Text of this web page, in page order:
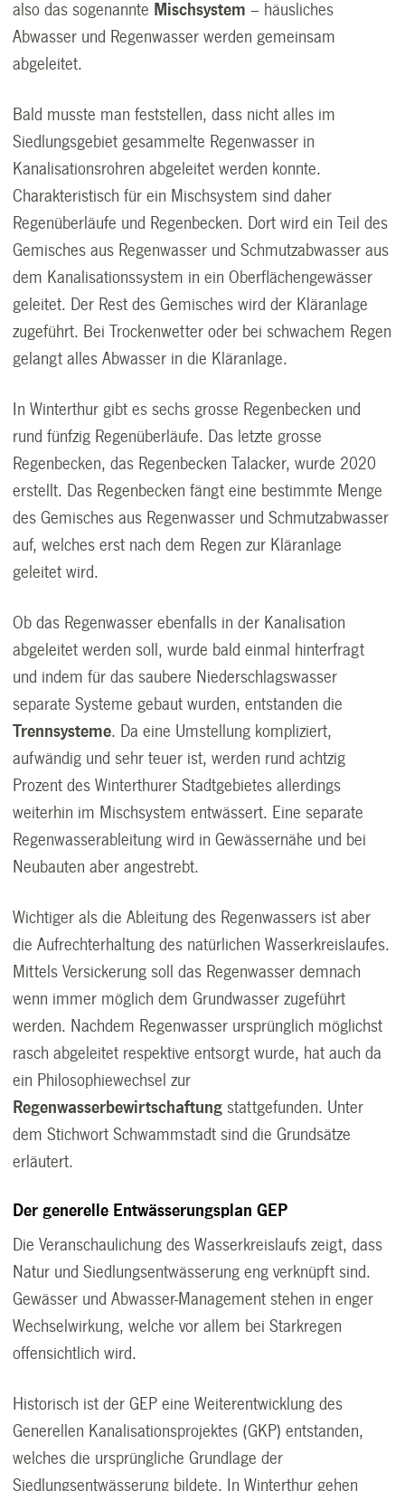
also das sogenannte Mischsystem – häusliches
Abwasser und Regenwasser werden gemeinsam
abgeleitet.
Bald musste man feststellen, dass nicht alles im
Siedlungsgebiet gesammelte Regenwasser in
Kanalisationsrohren abgeleitet werden konnte.
Charakteristisch für ein Mischsystem sind daher
Regenüberläufe und Regenbecken. Dort wird ein Teil des
Gemisches aus Regenwasser und Schmutzabwasser aus
dem Kanalisationssystem in ein Oberflächengewässer
geleitet. Der Rest des Gemisches wird der Kläranlage
zugeführt. Bei Trockenwetter oder bei schwachem Regen
gelangt alles Abwasser in die Kläranlage.
In Winterthur gibt es sechs grosse Regenbecken und
rund fünfzig Regenüberläufe. Das letzte grosse
Regenbecken, das Regenbecken Talacker, wurde 2020
erstellt. Das Regenbecken fängt eine bestimmte Menge
des Gemisches aus Regenwasser und Schmutzabwasser
auf, welches erst nach dem Regen zur Kläranlage
geleitet wird.
Ob das Regenwasser ebenfalls in der Kanalisation
abgeleitet werden soll, wurde bald einmal hinterfragt
und indem für das saubere Niederschlagswasser
separate Systeme gebaut wurden, entstanden die
Trennsysteme. Da eine Umstellung kompliziert,
aufwändig und sehr teuer ist, werden rund achtzig
Prozent des Winterthurer Stadtgebietes allerdings
weiterhin im Mischsystem entwässert. Eine separate
Regenwasserableitung wird in Gewässernähe und bei
Neubauten aber angestrebt.
Wichtiger als die Ableitung des Regenwassers ist aber
die Aufrechterhaltung des natürlichen Wasserkreislaufes.
Mittels Versickerung soll das Regenwasser demnach
wenn immer möglich dem Grundwasser zugeführt
werden. Nachdem Regenwasser ursprünglich möglichst
rasch abgeleitet respektive entsorgt wurde, hat auch da
ein Philosophiewechsel zur
Regenwasserbewirtschaftung stattgefunden. Unter
dem StichwortSchwammstadt sind die Grundsätze
erläutert.
Der generelle Entwässerungsplan GEP
Die Veranschaulichung des Wasserkreislaufs zeigt, dass
Natur und Siedlungsentwässerung eng verknüpft sind.
Gewässer und Abwasser-Management stehen in enger
Wechselwirkung, welche vor allem bei Starkregen
offensichtlich wird.
Historisch ist der GEP eine Weiterentwicklung des
Generellen Kanalisationsprojektes (GKP) entstanden,
welches die ursprüngliche Grundlage der
Siedlungsentwässerung bildete. In Winterthur gehen